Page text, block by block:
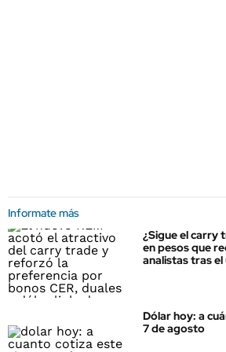
Informate más
¿Sigue el carry
en pesos que
analistas tras el
Dólar hoy: a
7 de agosto